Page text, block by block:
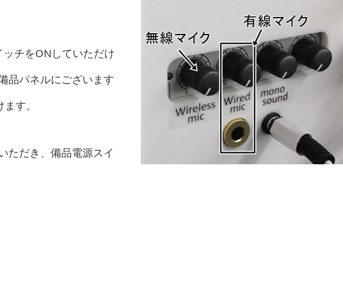
チをONしていただけ
品パネルにございます
す。
ただき、備品電源スイ